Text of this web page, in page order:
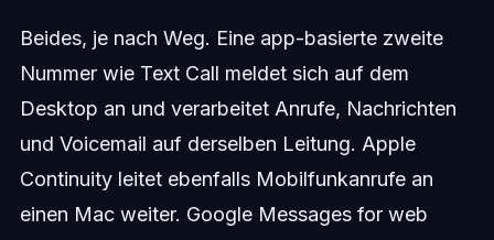
Beides, je nach Weg. Eine app-basierte zweite
Nummer wie Text Call meldet sich auf dem
Desktop an und verarbeitet Anrufe, Nachrichten
und Voicemail auf derselben Leitung. Apple
Continuity leitet ebenfalls Mobilfunkanrufe an
einen Mac weiter. Google Messages for web